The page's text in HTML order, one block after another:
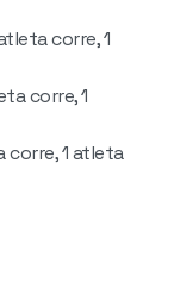
atleta corre, 1
corre, 1
corre, 1 atleta